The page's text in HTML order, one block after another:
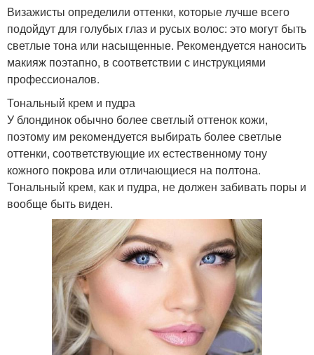
Визажисты определили оттенки, которые лучше всего
подойдут для голубых глаз и русых волос: это могут быть
светлые тона или насыщенные. Рекомендуется наносить
макияж поэтапно, в соответствии с инструкциями
профессионалов.
Тональный крем и пудра
У блондинок обычно более светлый оттенок кожи,
поэтому им рекомендуется выбирать более светлые
оттенки, соответствующие их естественному тону
кожного покрова или отличающиеся на полтона.
Тональный крем, как и пудра, не должен забивать поры и
вообще быть виден.